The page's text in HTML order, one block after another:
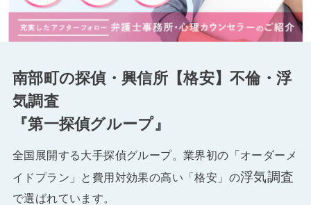
南部町の探偵・興信所【格安】不倫・浮
気調査
『第一探偵グループ』
全国展開する大手探偵グループ。業界初の「オーダーメ
イドプラン」と費用対効果の高い「格安」の浮気調査
で選ばれています。